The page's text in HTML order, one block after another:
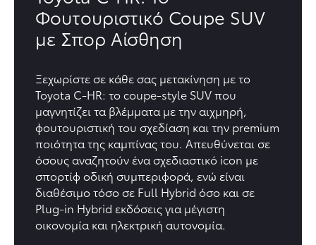
Φουτουριστικό Coupe SUV
με Σπορ Αίσθηση
Ξεχωρίστε σε κάθε σας μετακίνηση με το
Toyota C-HR: το coupe-style SUV που
μαγνητίζει τα βλέμματα με την αιχμηρή,
φουτουριστική του σχεδίαση και την premium
ποιότητα της καμπίνας του. Απευθύνεται σε
όσους αναζητούν ένα σχεδιαστικό icon με
σπορτίφ οδική συμπεριφορά, ενώ είναι
διαθέσιμο τόσο σε Full Hybrid όσο και σε
Plug-in Hybrid εκδόσεις για μέγιστη
οικονομία και ηλεκτρική αυτονομία.